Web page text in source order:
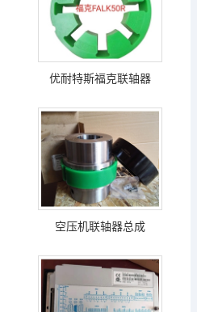
优耐特斯福克联轴器
空压机联轴器总成